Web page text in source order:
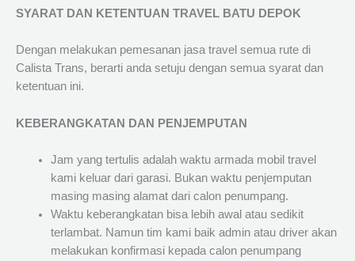
SYARAT DAN KETENTUAN TRAVEL BATU DEPOK
Dengan melakukan pemesanan jasa travel semua rute di
Calista Trans, berarti anda setuju dengan semua syarat dan
ketentuan ini.
KEBERANGKATAN DAN PENJEMPUTAN
Jam yang tertulis adalah waktu armada mobil travel
kami keluar dari garasi. Bukan waktu penjemputan
masing masing alamat dari calon penumpang.
Waktu keberangkatan bisa lebih awal atau sedikit
terlambat. Namun tim kami baik admin atau driver akan
melakukan konfirmasi kepada calon penumpang